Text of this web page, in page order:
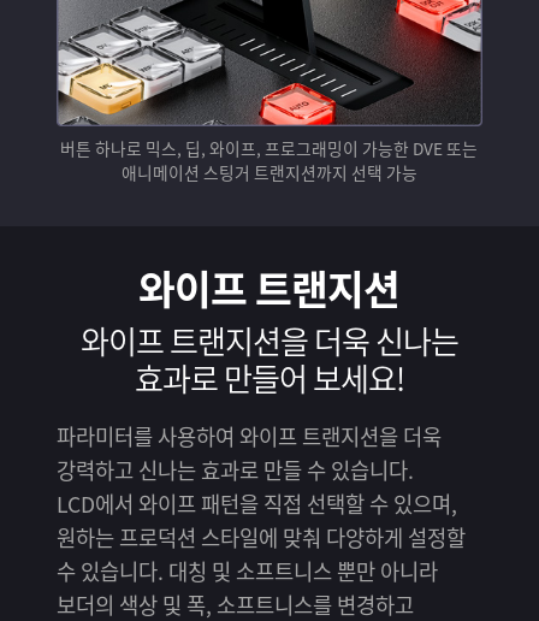
버튼 하나로 믹스, 딥, 와이프, 프로그래밍이 가능한 DVE 또는
애니메이션 스팅거 트랜지션까지 선택 가능
와이프 트랜지션
와이프 트랜지션을 더욱신나는
효과로 만들어 보세요!
파라미터를 사용하여 와이프 트랜지션을 더욱
강력하고 신나는 효과로 만들 수 있습니다.
LCD에서 와이프 패턴을 직접 선택할 수 있으며,
원하는 프로덕션 스타일에 맞춰 다양하게 설정할
수 있습니다. 대칭 및 소프트니스 뿐만 아니라
보더의 색상 및 폭, 소프트니스를 변경하고